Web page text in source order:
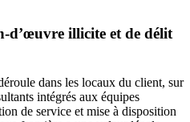
d’œuvre illicite et de délit
dans les locaux du client, sur
intégrés aux équipes
de service et mise à disposition